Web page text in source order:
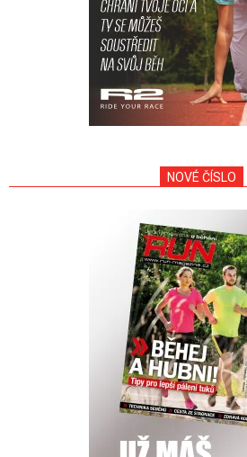
NOVÉ ČÍSLO